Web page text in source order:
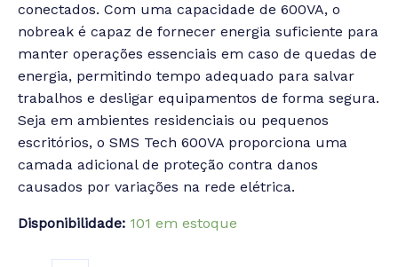
conectados. Com uma capacidade de 600VA, o
nobreak é capaz de fornecer energia suficiente para
manter operações essenciais em caso de quedas de
energia, permitindo tempo adequado para salvar
trabalhos e desligar equipamentos de forma segura.
Seja em ambientes residenciais ou pequenos
escritórios, o SMS Tech 600VA proporciona uma
camada adicional de proteção contra danos
causados por variações na rede elétrica.
Disponibilidade: 101 em estoque